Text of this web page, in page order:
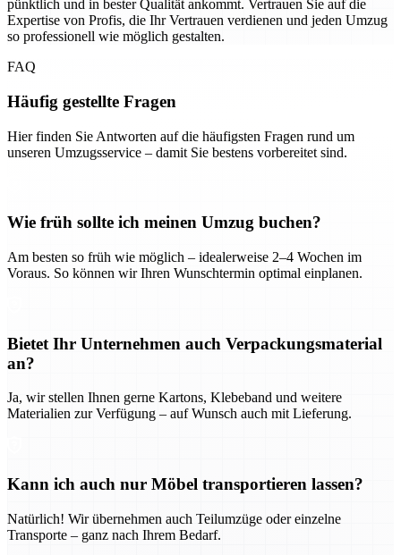
pünktlich und in bester Qualität ankommt. Vertrauen Sie auf die
Expertise von Profis, die Ihr Vertrauen verdienen und jeden Umzug
so professionell wie möglich gestalten.
FAQ
Häufig gestellte Fragen
Hier finden Sie Antworten auf die häufigsten Fragen rund um
unseren Umzugsservice – damit Sie bestens vorbereitet sind.
Wie früh sollte ich meinen Umzug buchen?
Am besten so früh wie möglich – idealerweise 2–4 Wochen im
Voraus. So können wir Ihren Wunschtermin optimal einplanen.
Bietet Ihr Unternehmen auch Verpackungsmaterial
an?
Ja, wir stellen Ihnen gerne Kartons, Klebeband und weitere
Materialien zur Verfügung – auf Wunsch auch mit Lieferung.
Kann ich auch nur Möbel transportieren lassen?
Natürlich! Wir übernehmen auch Teilumzüge oder einzelne
Transporte – ganz nach Ihrem Bedarf.